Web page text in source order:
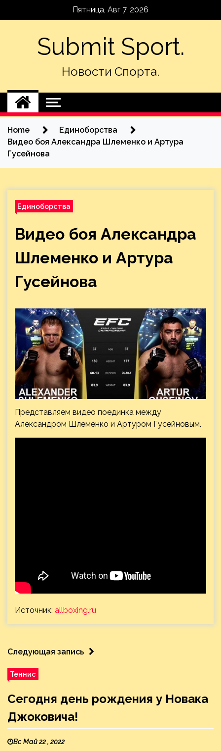
Пятница, Авг 7, 2026
Submit Sport.
Новости Спорта.
Home
Единоборства
Видео боя Александра Шлеменко и Артура
Гусейнова
Единоборства
Видео боя Александра
Шлеменко и Артура
Гусейнова
Представляем видео поединка между
Александром Шлеменко и Артуром Гусейновым.
Источник: allboxing.ru
Следующая запись
Теннис
Сегодня день рождения у Новака
Джоковича!
Вс Май 22 , 2022